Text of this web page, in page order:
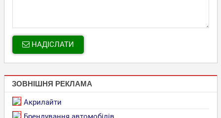
НАДІСЛАТИ
ЗОВНІШНЯ РЕКЛАМА
Акрилайти